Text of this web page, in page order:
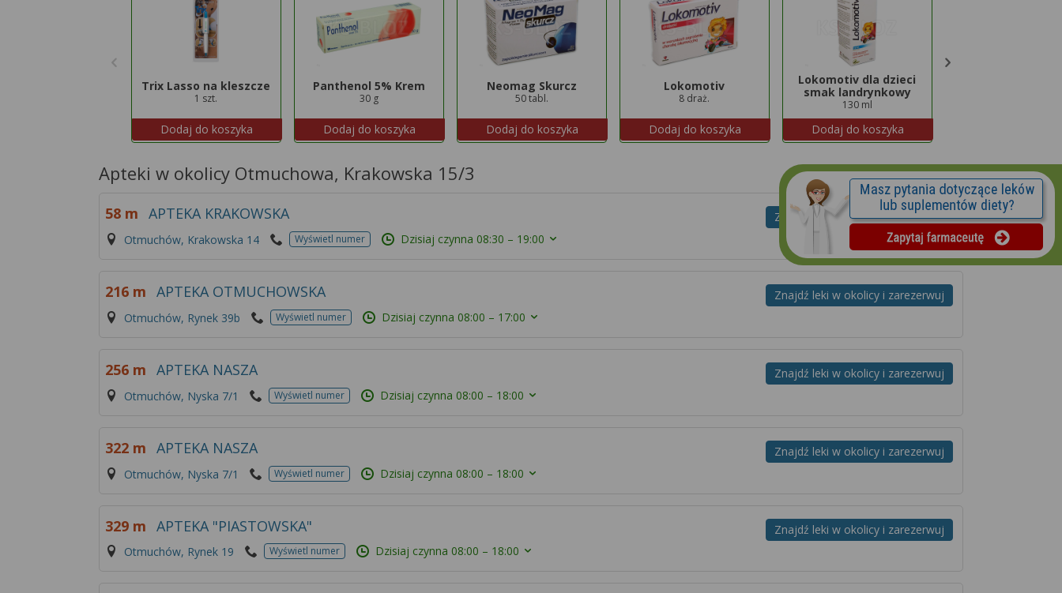
Trix Lasso na kleszcze
1 szt.
Dodaj do koszyka
Panthenol 5% Krem
30 g
Dodaj do koszyka
Neomag Skurcz
50 tabl.
Dodaj do koszyka
Lokomotiv
8 draż.
Dodaj do koszyka
Lokomotiv dla dzieci
smak landrynkowy
130 ml
Dodaj do koszyka
Apteki w okolicy Otmuchowa, Krakowska 15/3
Znajdź leki w okolicy i zarezerwuj
58 m APTEKA KRAKOWSKA
Otmuchów, Krakowska 14 Wyświetl numer Dzisiaj czynna 08:30 – 19:00
Znajdź leki w okolicy i zarezerwuj
216 m APTEKA OTMUCHOWSKA
Otmuchów, Rynek 39b Wyświetl numer Dzisiaj czynna 08:00 – 17:00
Znajdź leki w okolicy i zarezerwuj
256 m APTEKA NASZA
Otmuchów, Nyska 7/1 Wyświetl numer Dzisiaj czynna 08:00 – 18:00
Znajdź leki w okolicy i zarezerwuj
322 m APTEKA NASZA
Otmuchów, Nyska 7/1 Wyświetl numer Dzisiaj czynna 08:00 – 18:00
Znajdź leki w okolicy i zarezerwuj
329 m APTEKA "PIASTOWSKA"
Otmuchów, Rynek 19 Wyświetl numer Dzisiaj czynna 08:00 – 18:00